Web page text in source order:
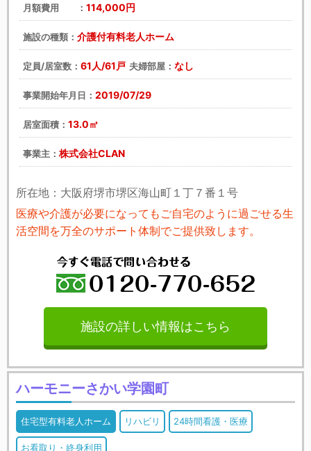
月額費用 ： 114,000円
施設の種類： 介護付有料老人ホーム
定員/居室数： 61人/61戸 夫婦部屋： なし
事業開始年月日： 2019/07/29
居室面積： 13.0㎡
事業主： 株式会社CLAN
所在地：大阪府堺市堺区海山町１丁７番１号
医療や介護が必要になってもご自宅のように過ごせる生
活空間を万全のサポート体制でご提供致します。
施設の詳しい情報はこちら
ハーモニーさかい学園町
住宅型有料老人ホーム リハビリ 24時間看護・医療
お看取り・終身利用